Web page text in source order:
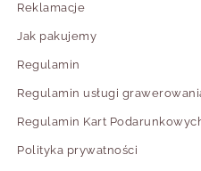
Reklamacje
Jak pakujemy
Regulamin
Regulamin usługi
Regulamin Kart
Polityka prywatności